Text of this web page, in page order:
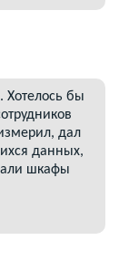
Хотелось бы
дал
данных,
шкафы